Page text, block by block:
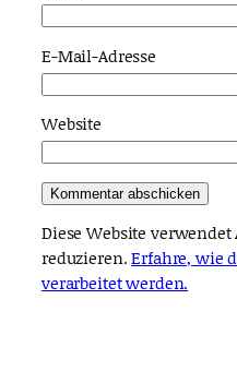
E-Mail-Adresse
Website
Diese Website
reduzieren.Erfahre, wie
verarbeitet werden.